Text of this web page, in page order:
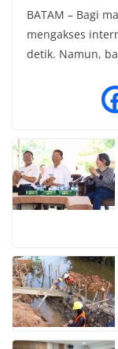
BATAM – Bagi
mengakses
detik. Namun,